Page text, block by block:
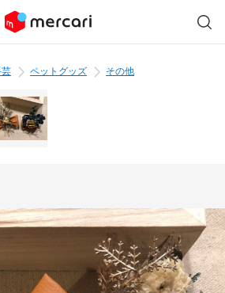
ペットグッズ その他